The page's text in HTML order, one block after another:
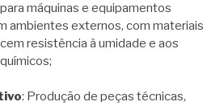
máquinas e equipamentos
ambientes externos, com materiais
resistência à umidade e aos
: Produção de peças técnicas,